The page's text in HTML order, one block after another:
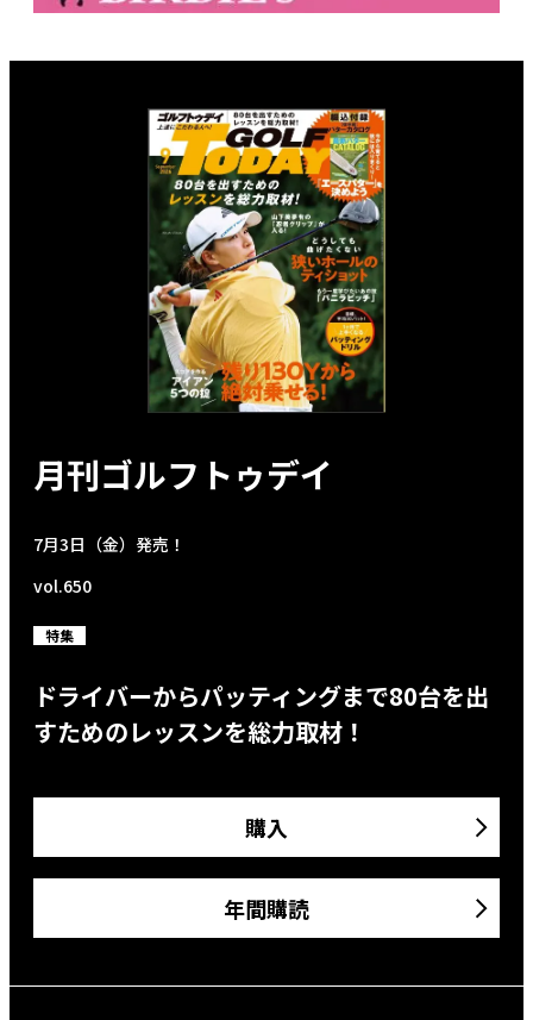
月刊ゴルフトゥデイ
7月3日（金）発売！
vol.650
特集
ドライバーからパッティングまで80台を出
すためのレッスンを総力取材！
購入
年間購読